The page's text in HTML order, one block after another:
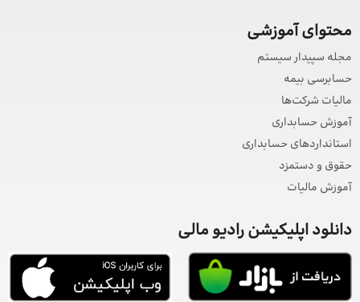
محتوای آموزشی
مجله سپیدار سیستم
حسابرسی بیمه
مالیات شرکت‌ها
آموزش حسابداری
استانداردهای حسابداری
حقوق و دستمزد
آموزش مالیات
دانلود اپلیکیشن رادیو مالی